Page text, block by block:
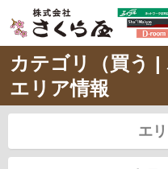
カテゴリ（買う |
エリア情報
エ